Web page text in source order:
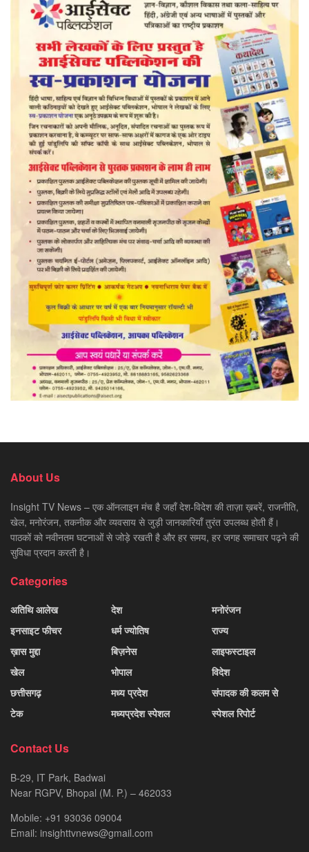
About Us
Insight TV News – एक ऑनलाइन मंच है जहाँ देश-विदेश की ताज़ा ख़बरें, राजनीति,
खेल, मनोरंजन, तकनीक और व्यवसाय से जुड़ी जानकारियाँ तुरंत उपलब्ध होती हैं।
पाठकों को नवीनतम घटनाओं से जोड़े रखती है और हर समय, हर जगह समाचार पढ़ने की
सुविधा प्रदान करती है।
Categories
अतिथि आलेख
इनसाइट फीचर
ख़ास मुद्दा
खेल
छत्तीसगढ़
टेक
देश
धर्म ज्योतिष
बिज़नेस
भोपाल
मध्य प्रदेश
मध्यप्रदेश स्पेशल
मनोरंजन
राज्य
लाइफस्टाइल
विदेश
संपादक की कलम से
स्पेशल रिपोर्ट
Contact Us
B-29, IT Park, Badwai
Near RGPV, Bhopal (M. P.) – 462033
Mobile: +91 93036 09004
Email: insighttvnews@gmail.com